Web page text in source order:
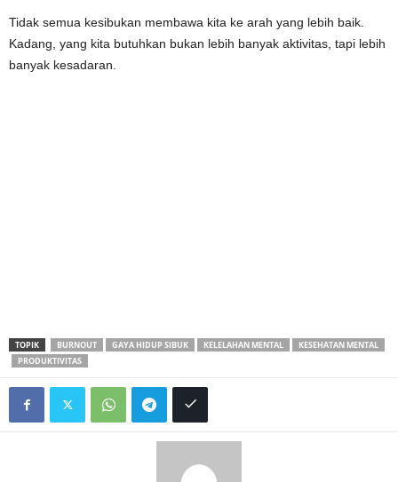
Tidak semua kesibukan membawa kita ke arah yang lebih baik.
Kadang, yang kita butuhkan bukan lebih banyak aktivitas, tapi lebih
banyak kesadaran.
TOPIK BURNOUT GAYA HIDUP SIBUK KELELAHAN MENTAL
KESEHATAN MENTAL
PRODUKTIVITAS